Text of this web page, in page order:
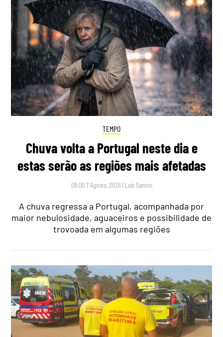
TEMPO
Chuva volta a Portugal neste dia e
estas serão as regiões mais afetadas
09:00 7 Agosto, 2026 | Luís Santos
A chuva regressa a Portugal, acompanhada por
maior nebulosidade, aguaceiros e possibilidade de
trovoada em algumas regiões